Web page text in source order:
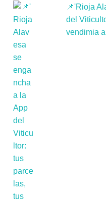
📌'Rioja
del
vendimia